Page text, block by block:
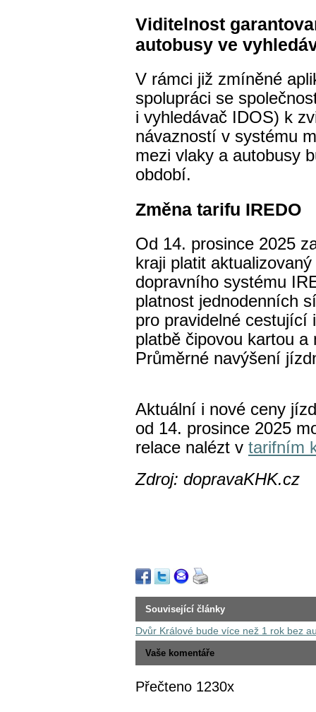
Viditelnost
autobusy ve
V rámci již zmíněné
spolupráci se
i vyhledávač IDOS) k
návazností v systému
mezi vlaky a autobusy
období.
Změna tarifu IREDO
Od 14. prosince 2025
kraji platit
dopravního systému
platnost jednodenních
pro pravidelné cestující
platbě čipovou kartou
Průměrné navýšení
Aktuální i nové ceny
od 14. prosince 2025
relace nalézt v tarifním
Zdroj: dopravaKHK.cz
Související články
Dvůr Králové bude více než 1 rok bez
Vaše komentáře
Přečteno 1230x